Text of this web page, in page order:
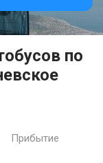
по
Прибытие